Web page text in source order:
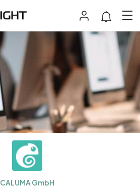
CALUMA GmbH